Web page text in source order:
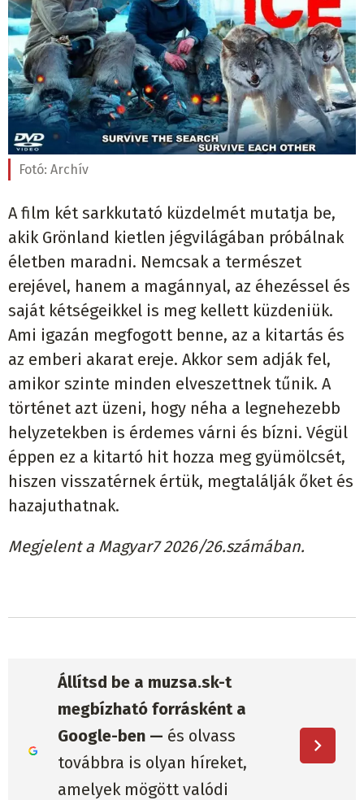
Fotó: Archív
A film két sarkkutató küzdelmét mutatja be,
akik Grönland kietlen jégvilágában próbálnak
életben maradni. Nemcsak a természet
erejével, hanem a magánnyal, az éhezéssel és
saját kétségeikkel is meg kellett küzdeniük.
Ami igazán megfogott benne, az a kitartás és
az emberi akarat ereje. Akkor sem adják fel,
amikor szinte minden elveszettnek tűnik. A
történet azt üzeni, hogy néha a legnehezebb
helyzetekben is érdemes várni és bízni. Végül
éppen ez a kitartó hit hozza meg gyümölcsét,
hiszen visszatérnek értük, megtalálják őket és
hazajuthatnak.
Megjelent a Magyar7 2026/26.számában.
Állítsd be a muzsa.sk-t
megbízható forrásként a
Google-ben — és olvass
továbbra is olyan híreket,
amelyek mögött valódi